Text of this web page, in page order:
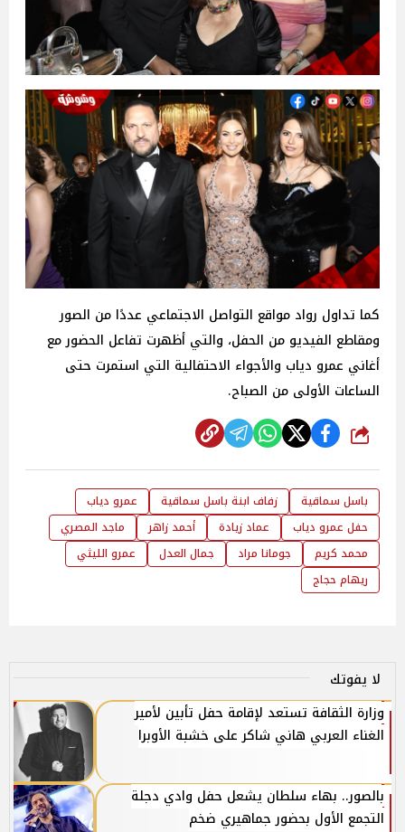
كما تداول رواد مواقع التواصل الاجتماعي عددًا من الصور
ومقاطع الفيديو من الحفل، والتي أظهرت تفاعل الحضور مع
أغاني عمرو دياب والأجواء الاحتفالية التي استمرت حتى
الساعات الأولى من الصباح.
شارك
باسل سماقية زفاف ابنة باسل سماقية
عمرو دياب
حفل عمرو دياب
عماد زيادة أحمد زاهر
ماجد المصري
محمد كريم
جومانا مراد جمال العدل
عمرو الليثي
ريهام حجاج
لا يفوتك
وزارة الثقافة تستعد لإقامة حفل تأبين لأمير
الغناء العربي هاني شاكر على خشبة الأوبرا
بالصور.. بهاء سلطان يشعل حفل وادي دجلة
التجمع الأول بحضور جماهيري ضخم